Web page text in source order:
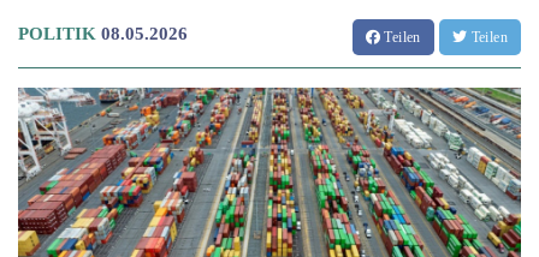
POLITIK 08.05.2026 Teilen Teilen